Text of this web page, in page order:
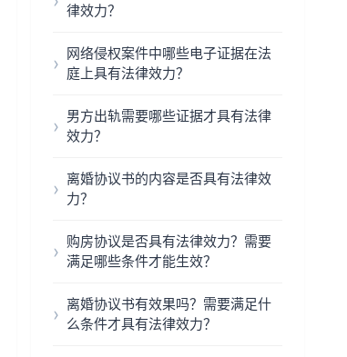
律效力？
网络侵权案件中哪些电子证据在法
庭上具有法律效力？
男方出轨需要哪些证据才具有法律
效力？
离婚协议书的内容是否具有法律效
力？
购房协议是否具有法律效力？需要
满足哪些条件才能生效？
离婚协议书有效果吗？需要满足什
么条件才具有法律效力？